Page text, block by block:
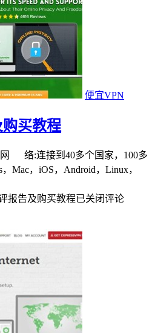
便宜VPN
买教程
网 络:连接到40多个国家，100多
，iOS，Android，Linux，
报告及购买教程已关闭评论